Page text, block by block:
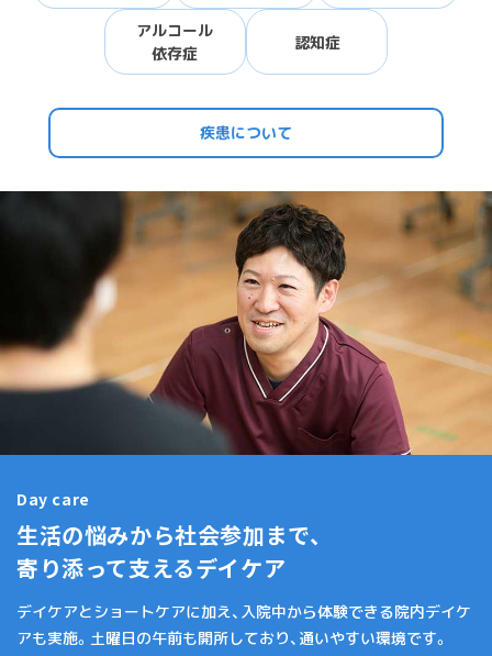
アルコール
依存症
認知症
疾患について
Day care
生活の悩みから社会参加まで、
寄り添って支えるデイケア
デイケアとショートケアに加え、入院中から体験できる院内デイケ
アも実施。土曜日の午前も開所しており、通いやすい環境です。